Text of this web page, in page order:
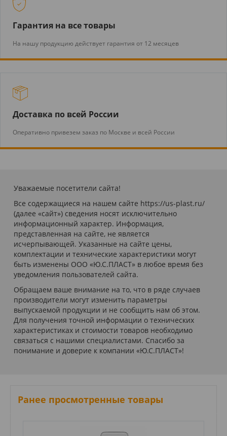
Гарантия на все товары
На нашу продукцию действует гарантия от 12 месяцев
Доставка по всей России
Оперативно привезем заказ по Москве и всей России
Уважаемые посетители сайта!
Все содержащиеся на нашем сайте https://us-plast.ru/
(далее «сайт») сведения носят исключительно
информационный характер. Информация,
представленная на сайте, не является
исчерпывающей. Указанные на сайте цены,
комплектации и технические характеристики могут
быть изменены ООО «Ю.С.ПЛАСТ» в любое время без
уведомления пользователей сайта.
Обращаем ваше внимание на то, что в ряде случаев
производители могут изменить параметры
выпускаемой продукции и не сообщить нам об этом.
Для получения точной информации о технических
характеристиках и стоимости товаров необходимо
связаться с нашими специалистами. Спасибо за
понимание и доверие к компании «Ю.С.ПЛАСТ»!
Ранее просмотренные товары